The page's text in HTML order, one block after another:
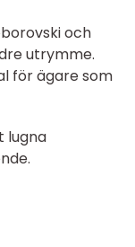
och
utrymme.
för ägare som
lugna